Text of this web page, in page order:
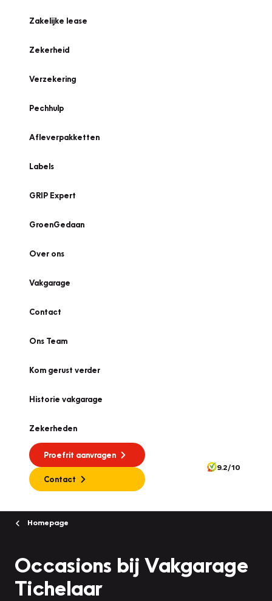
Zakelijke lease
Zekerheid
Verzekering
Pechhulp
Afleverpakketten
Labels
GRIP Expert
GroenGedaan
Over ons
Vakgarage
Contact
Ons Team
Kom gerust verder
Historie vakgarage
Zekerheden
Proefrit aanvragen
Contact
9.2/10
Homepage
Occasions bij Vakgarage
Tichelaar